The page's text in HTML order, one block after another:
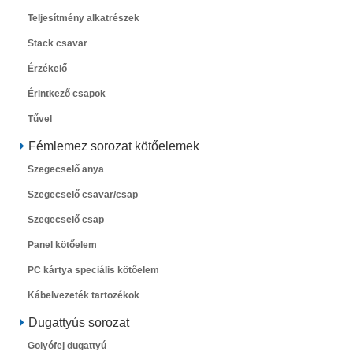
Teljesítmény alkatrészek
Stack csavar
Érzékelő
Érintkező csapok
Tűvel
Fémlemez sorozat kötőelemek
Szegecselő anya
Szegecselő csavar/csap
Szegecselő csap
Panel kötőelem
PC kártya speciális kötőelem
Kábelvezeték tartozékok
Dugattyús sorozat
Golyófej dugattyú